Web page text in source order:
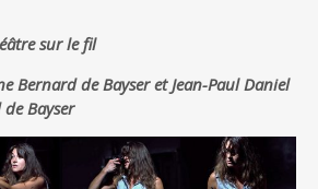
sur le fil
Bernard de Bayser et Jean-Paul Daniel
Bayser